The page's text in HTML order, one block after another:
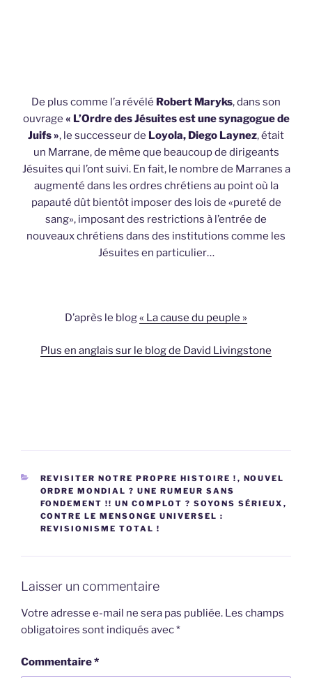
De plus comme l’a révélé Robert Maryks, dans son
ouvrage « L’Ordre des Jésuites est une synagogue de
Juifs », le successeur de Loyola, Diego Laynez, était
un Marrane, de même que beaucoup de dirigeants
Jésuites qui l’ont suivi. En fait, le nombre de Marranes a
augmenté dans les ordres chrétiens au point où la
papauté dût bientôt imposer des lois de «pureté de
sang», imposant des restrictions à l’entrée de
nouveaux chrétiens dans des institutions comme les
Jésuites en particulier…
D’après le blog« La cause du peuple »
Plus en anglais sur le blog de David Livingstone
CATÉGORIES
REVISITER NOTRE PROPRE HISTOIRE ! , NOUVEL
ORDRE MONDIAL ? UNE RUMEUR SANS
FONDEMENT !! UN COMPLOT ? SOYONS SÉRIEUX ,
CONTRE LE MENSONGE UNIVERSEL :
REVISIONISME TOTAL !
Laisser un commentaire
Votre adresse e-mail ne sera pas publiée. Les champs
obligatoires sont indiqués avec*
Commentaire*